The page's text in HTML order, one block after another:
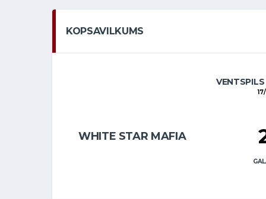
KOPSAVILKUMS
WHITE STAR MAFIA